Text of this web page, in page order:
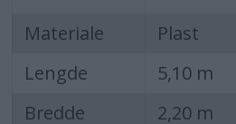
Materiale Plast
Lengde
5,10 m
Bredde
2,20 m